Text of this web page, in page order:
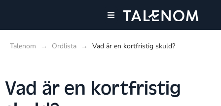
Talenom → Ordlista → Vad är en kortfristig skuld?
Vad är en kortfristig